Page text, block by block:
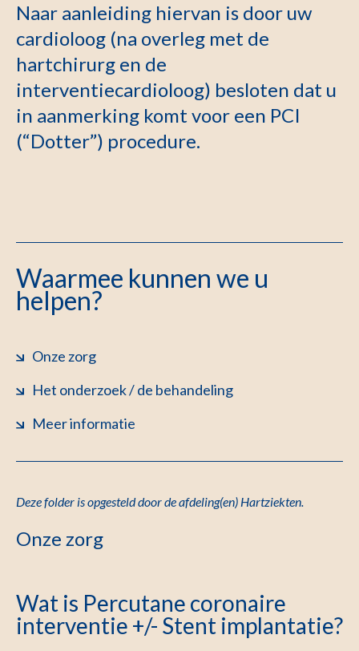
Naar aanleiding hiervan is door uw
cardioloog (na overleg met de
hartchirurg en de
interventiecardioloog) besloten dat u
in aanmerking komt voor een PCI
(“Dotter”) procedure.
Waarmee kunnen we u
helpen?
Onze zorg
Het onderzoek / de behandeling
Meer informatie
Deze folder is opgesteld door de afdeling(en) Hartziekten.
Onze zorg
Wat is Percutane coronaire
interventie +/- Stent implantatie?